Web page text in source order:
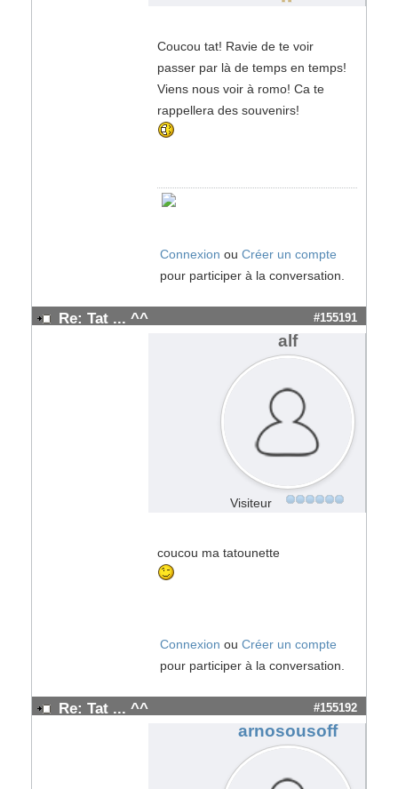
Coucou tat! Ravie de te voir
passer par là de temps en temps!
Viens nous voir à romo! Ca te
rappellera des souvenirs!
Connexion ou Créer un compte
pour participer à la conversation.
Re: Tat ... ^^ #155191
alf
Visiteur
coucou ma tatounette
Connexion ou Créer un compte
pour participer à la conversation.
Re: Tat ... ^^ #155192
arnosousoff